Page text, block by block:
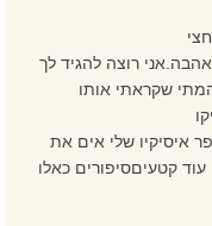
רוצה להגיד לך
שקראתי אותו
איסיקיו שלי אים את
קטעיםסיפורים כאלו